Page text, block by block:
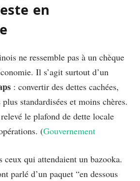
en
ne ressemble pas à un chèque
Il s’agit surtout d’un
: convertir des dettes cachées,
standardisées et moins chères.
le plafond de dette locale
(Gouvernement
ceux qui attendaient un bazooka.
parlé d’un paquet “en dessous